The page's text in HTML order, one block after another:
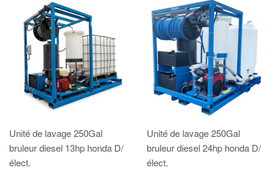
Unité de lavage 250Gal
bruleur diesel 13hp honda D/
élect.
Unité de lavage 250Gal
bruleur diesel 24hp honda D/
élect.